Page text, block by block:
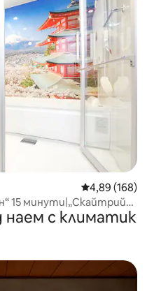
Средна
4,89 (168)
15 минути|„Скайтрий“
с климатик